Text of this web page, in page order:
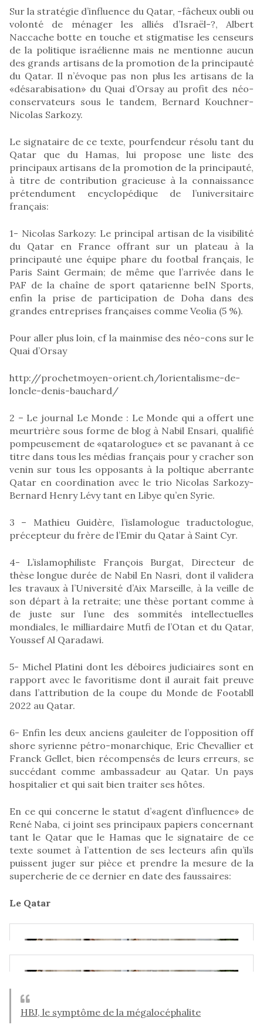
Sur la stratégie d’influence du Qatar, -fâcheux oubli ou
volonté de ménager les alliés d’Israël-?, Albert
Naccache botte en touche et stigmatise les censeurs
de la politique israélienne mais ne mentionne aucun
des grands artisans de la promotion de la principauté
du Qatar. Il n’évoque pas non plus les artisans de la
«désarabisation» du Quai d’Orsay au profit des néo-
conservateurs sous le tandem, Bernard Kouchner-
Nicolas Sarkozy.
Le signataire de ce texte, pourfendeur résolu tant du
Qatar que du Hamas, lui propose une liste des
principaux artisans de la promotion de la principauté,
à titre de contribution gracieuse à la connaissance
prétendument encyclopédique de l’universitaire
français:
1- Nicolas Sarkozy: Le principal artisan de la visibilité
du Qatar en France offrant sur un plateau à la
principauté une équipe phare du footbal français, le
Paris Saint Germain; de même que l’arrivée dans le
PAF de la chaîne de sport qatarienne beIN Sports,
enfin la prise de participation de Doha dans des
grandes entreprises françaises comme Veolia (5 %).
Pour aller plus loin, cf la mainmise des néo-cons sur le
Quai d’Orsay
http://prochetmoyen-orient.ch/lorientalisme-de-
loncle-denis-bauchard/
2 – Le journal Le Monde : Le Monde qui a offert une
meurtrière sous forme de blog à Nabil Ensari, qualifié
pompeusement de «qatarologue» et se pavanant à ce
titre dans tous les médias français pour y cracher son
venin sur tous les opposants à la poltique aberrante
Qatar en coordination avec le trio Nicolas Sarkozy-
Bernard Henry Lévy tant en Libye qu’en Syrie.
3 – Mathieu Guidère, l’islamologue traductologue,
précepteur du frère de l’Emir du Qatar à Saint Cyr.
4- L’islamophiliste François Burgat, Directeur de
thèse longue durée de Nabil En Nasri, dont il validera
les travaux à l’Université d’Aix Marseille, à la veille de
son départ à la retraite; une thèse portant comme à
de juste sur l’une des sommités intellectuelles
mondiales, le milliardaire Mutfi de l’Otan et du Qatar,
Youssef Al Qaradawi.
5- Michel Platini dont les déboires judiciaires sont en
rapport avec le favoritisme dont il aurait fait preuve
dans l’attribution de la coupe du Monde de Footabll
2022 au Qatar.
6- Enfin les deux anciens gauleiter de l’opposition off
shore syrienne pétro-monarchique, Eric Chevallier et
Franck Gellet, bien récompensés de leurs erreurs, se
succédant comme ambassadeur au Qatar. Un pays
hospitalier et qui sait bien traiter ses hôtes.
En ce qui concerne le statut d’«agent d’influence» de
René Naba, ci joint ses principaux papiers concernant
tant le Qatar que le Hamas que le signataire de ce
texte soumet à l’attention de ses lecteurs afin qu’ils
puissent juger sur pièce et prendre la mesure de la
supercherie de ce dernier en date des faussaires:
Le Qatar
HBJ, le symptôme de la mégalocéphalite